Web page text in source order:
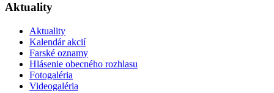
Aktuality
Aktuality
Kalendár akcií
Farské oznamy
Hlásenie obecného rozhlasu
Fotogaléria
Videogaléria